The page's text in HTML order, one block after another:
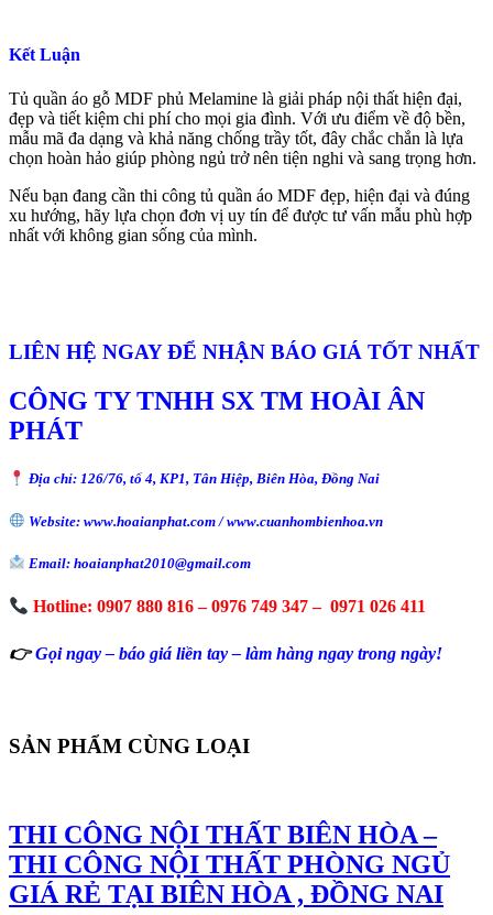
Kết Luận
Tủ quần áo gỗ MDF phủ Melamine là giải pháp nội thất hiện đại,
đẹp và tiết kiệm chi phí cho mọi gia đình. Với ưu điểm về độ bền,
mẫu mã đa dạng và khả năng chống trầy tốt, đây chắc chắn là lựa
chọn hoàn hảo giúp phòng ngủ trở nên tiện nghi và sang trọng hơn.
Nếu bạn đang cần thi công tủ quần áo MDF đẹp, hiện đại và đúng
xu hướng, hãy lựa chọn đơn vị uy tín để được tư vấn mẫu phù hợp
nhất với không gian sống của mình.
LIÊN HỆ NGAY ĐỂ NHẬN BÁO GIÁ TỐT NHẤT
CÔNG TY TNHH SX TM HOÀI ÂN
PHÁT
Địa chỉ: 126/76, tổ 4, KP1, Tân Hiệp, Biên Hòa, Đồng Nai
Website: www.hoaianphat.com / www.cuanhombienhoa.vn
Email: hoaianphat2010@gmail.com
Hotline: 0907 880 816 – 0976 749 347 – 0971 026 411
👉Gọi ngay – báo giá liền tay – làm hàng ngay trong ngày!
SẢN PHẨM CÙNG LOẠI
THI CÔNG NỘI THẤT BIÊN HÒA –
THI CÔNG NỘI THẤT PHÒNG NGỦ
GIÁ RẺ TẠI BIÊN HÒA , ĐỒNG NAI